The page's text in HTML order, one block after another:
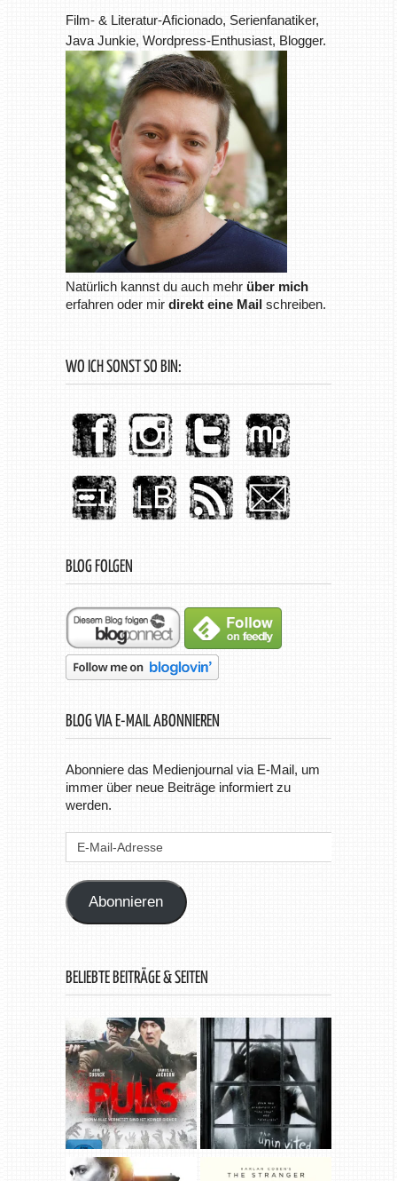
Film- & Literatur-Aficionado, Serienfanatiker,
Java Junkie, Wordpress-Enthusiast, Blogger.
Natürlich kannst du auch mehr über mich
erfahren oder mir direkt eine Mailschreiben.
WO ICH SONST SO BIN:
BLOG FOLGEN
BLOG VIA E-MAIL ABONNIEREN
Abonniere das Medienjournal via E-Mail, um
immer über neue Beiträge informiert zu
werden.
Abonnieren
BELIEBTE BEITRÄGE & SEITEN